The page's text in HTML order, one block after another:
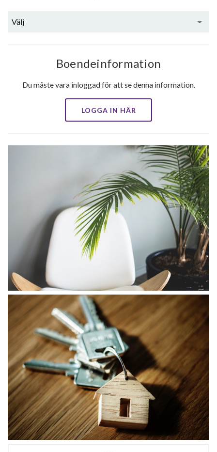
Välj
Boendeinformation
Du måste vara inloggad för att se denna information.
LOGGA IN HÄR